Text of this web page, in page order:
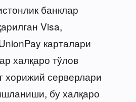
банклар
Visa,
карталари
халқаро тўлов
хорижий серверлари
бу халқаро